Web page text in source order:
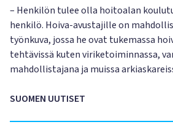
– Henkilön tulee olla hoitoalan
henkilö. Hoiva-avustajille on
työnkuva, jossa he ovat tukemassa
tehtävissä kuten viriketoiminnassa,
mahdollistajana ja muissa
SUOMEN UUTISET